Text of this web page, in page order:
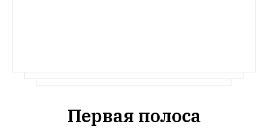
Первая полоса